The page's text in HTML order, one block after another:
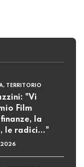
TERRITORIO
"Vi
Film
la
le radici..."
2026